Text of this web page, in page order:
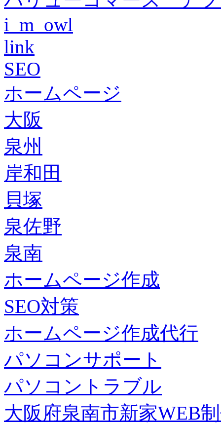
i_m_owl
link
SEO
ホームページ
大阪
泉州
岸和田
貝塚
泉佐野
泉南
ホームページ作成
SEO対策
ホームページ作成代行
パソコンサポート
パソコントラブル
大阪府泉南市新家WEB